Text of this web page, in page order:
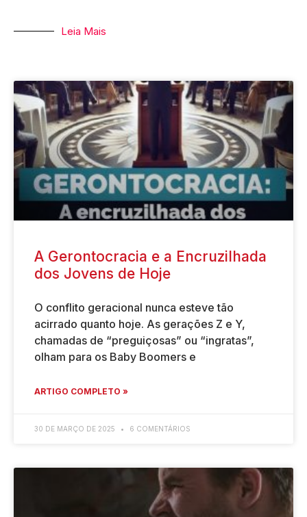
Leia Mais
A Gerontocracia e a Encruzilhada
dos Jovens de Hoje
O conflito geracional nunca esteve tão
acirrado quanto hoje. As gerações Z e Y,
chamadas de “preguiçosas” ou “ingratas”,
olham para os Baby Boomers e
ARTIGO COMPLETO »
30 DE MARÇO DE 2025 6 COMENTÁRIOS